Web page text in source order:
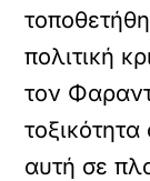
πολιτική
τον
αυτή σε